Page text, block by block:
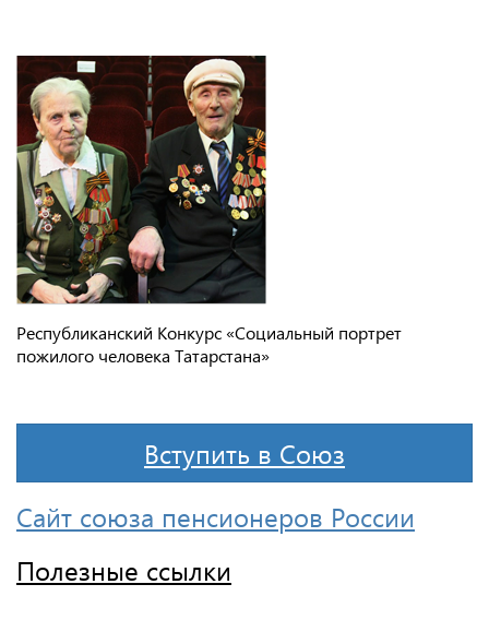
Республиканский Конкурс «Социальный портрет
пожилого человека Татарстана»
Вступить в Союз
Сайт союза пенсионеров России
Полезные ссылки